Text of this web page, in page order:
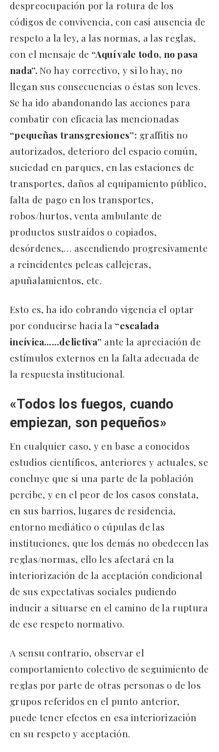
despreocupación por la rotura de los
códigos de convivencia, con casi ausencia de
respeto a la ley, a las normas, a las reglas,
con el mensaje de “Aquí vale todo, no pasa
nada”.No hay correctivo, y si lo hay, no
llegan sus consecuencias o éstas son leves.
Se ha ido abandonando las acciones para
combatir con eficacia las mencionadas
“pequeñas transgresiones”: graffitis no
autorizados, deterioro del espacio común,
suciedad en parques, en las estaciones de
transportes, daños al equipamiento público,
falta de pago en los transportes,
robos/hurtos, venta ambulante de
productos sustraídos o copiados,
desórdenes,… ascendiendo progresivamente
a reincidentes peleas callejeras,
apuñalamientos, etc.
Esto es, ha ido cobrando vigencia el optar
por conducirse hacia la “escalada
incívica……delictiva” ante la apreciación de
estímulos externos en la falta adecuada de
la respuesta institucional.
«Todos los fuegos, cuando
empiezan, son pequeños»
En cualquier caso, y en base a conocidos
estudios científicos, anteriores y actuales, se
concluye que si una parte de la población
percibe, y en el peor de los casos constata,
en sus barrios, lugares de residencia,
entorno mediático o cúpulas de las
instituciones, que los demás no obedecen las
reglas/normas, ello les afectará en la
interiorización de la aceptación condicional
de sus expectativas sociales pudiendo
inducir a situarse en el camino de la ruptura
de ese respeto normativo.
A sensu contrario, observar el
comportamiento colectivo de seguimiento de
reglas por parte de otras personas o de los
grupos referidos en el punto anterior,
puede tener efectos en esa interiorización
en su respeto y aceptación.